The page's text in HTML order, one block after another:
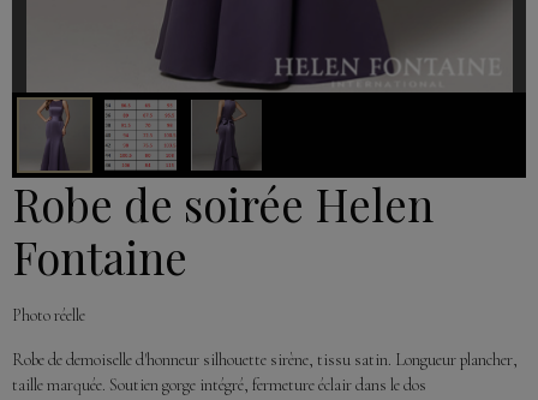
Robe de soirée Helen
Fontaine
Photo réelle
Robe de demoiselle d'honneur silhouette sirène, tissu satin. Longueur plancher,
taille marquée. Soutien gorge intégré, fermeture éclair dans le dos